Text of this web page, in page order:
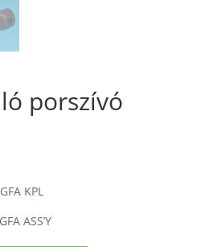
porszívó
KPL
ASS’Y